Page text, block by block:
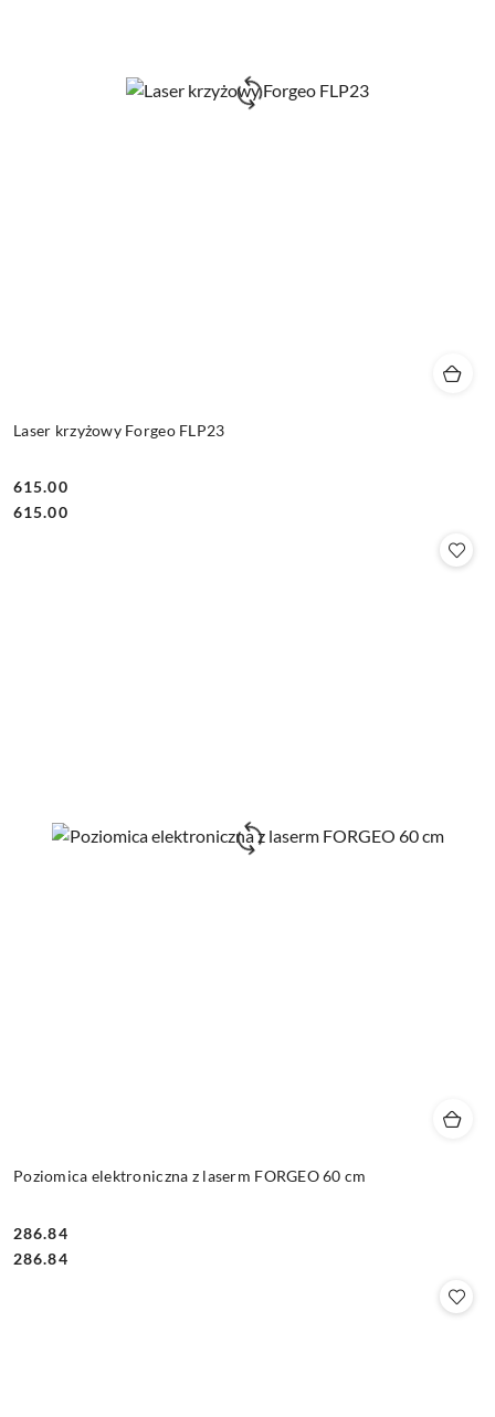
Laser krzyżowy Forgeo FLP23
Cena:
615.00
Cena:
615.00
Poziomica elektroniczna z laserm FORGEO 60 cm
Cena:
286.84
Cena:
286.84